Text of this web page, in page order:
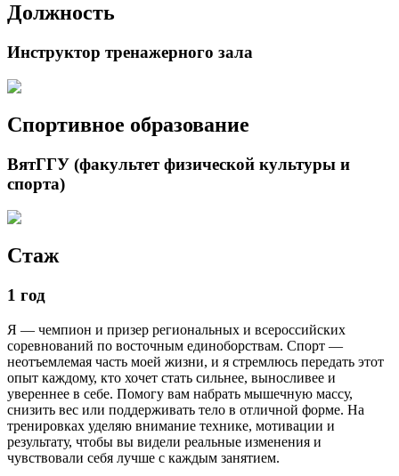
Должность
Инструктор тренажерного зала
Спортивное образование
ВятГГУ (факультет физической культуры и
спорта)
Стаж
1 год
Я — чемпион и призер региональных и всероссийских
соревнований по восточным единоборствам. Спорт —
неотъемлемая часть моей жизни, и я стремлюсь передать этот
опыт каждому, кто хочет стать сильнее, выносливее и
увереннее в себе. Помогу вам набрать мышечную массу,
снизить вес или поддерживать тело в отличной форме. На
тренировках уделяю внимание технике, мотивации и
результату, чтобы вы видели реальные изменения и
чувствовали себя лучше с каждым занятием.